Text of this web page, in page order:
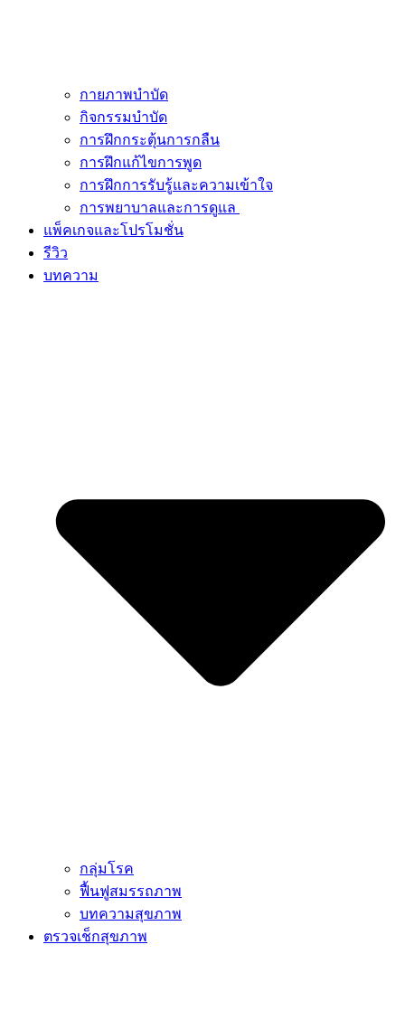
กายภาพบำบัด
กิจกรรมบำบัด
การฝึกกระตุ้นการกลืน
การฝึกแก้ไขการพูด
การฝึกการรับรู้และความเข้าใจ
การพยาบาลและการดูแล
แพ็คเกจและโปรโมชั่น
รีวิว
บทความ
กลุ่มโรค
ฟื้นฟูสมรรถภาพ
บทความสุขภาพ
ตรวจเช็กสุขภาพ